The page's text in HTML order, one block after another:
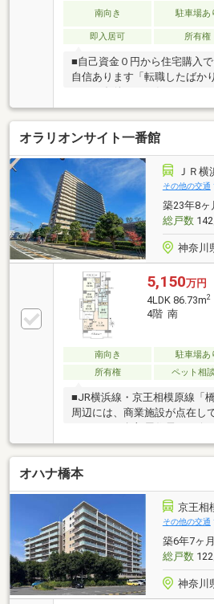
で完了南向き 駐車場あ
即入居可
所有権
■自己資金０円から住宅購入
自信あります「転職したばか
どんな条件でもお任せくださ
載されている物件も、まとめ
学、お問合せにつきましては
時間外でもご対応可能です！
心して頂けますよう常に新し
す。経験豊富な知識でお客様
消いたします。お住まい探し
さい！ご見学予約は0120-60-
お気軽にお電話ください♪スマ
の青いバナーよりお問合せ頂
オラリオンサイト一番館
ＪＲ
その他の交通
築23年8ヶ
総戸数142
神奈川
5,150万円
4LDK 86.73m2
4階 南
南向き 駐車場あ
所有権
ペット相
■JR横浜線・京王相模原線「
周辺には、商業施設が点在し
■4LDKかつ角部屋住居■リビ
3m2の開放的な空間■インナ
当たり・風通り良好■玄関と
り、プライバシーが守られま
クルームあり■敷地面積約2万
のビックコミュニティマンシ
ーサルデザイン 小さなお子
しやすい環境■免震構造マン
(夜間警備員)
オハナ橋本
京王相
その他の交通
築6年7ヶ
総戸数122
神奈川